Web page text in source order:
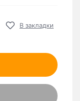
В закладки